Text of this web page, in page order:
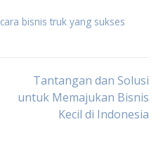
cara bisnis truk yang sukses
Tantangan dan Solusi
untuk Memajukan Bisnis
Kecil di Indonesia